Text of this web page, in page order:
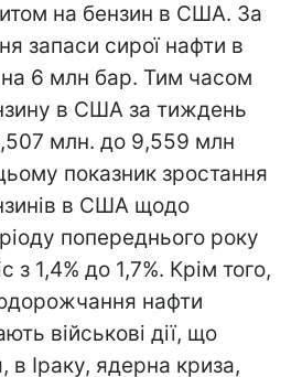
на бензин в США. За
запаси сирої нафти в
6 млн бар. Тим часом
в США за тиждень
млн. до 9,559 млн
показник зростання
в США щодо
попереднього року
з 1,4% до 1,7%. Крім того,
нафти
військові дії, що
Іраку, ядерна криза,